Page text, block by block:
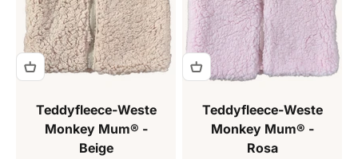
Teddyfleece-Weste
Monkey Mum® -
Beige
Teddyfleece-Weste
Monkey Mum® -
Rosa